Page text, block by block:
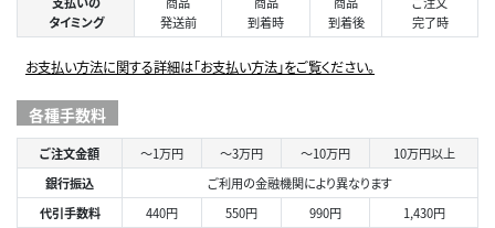
タイミング
発送前
到着時
到着後
完了時
お支払い方法に関する詳細は「お支払い方法」をご覧ください。
各種手数料
ご注文金額 ～1万円 ～3万円 ～10万円
10万円以上
銀行振込
ご利用の金融機関により異なります
代引手数料
440円 550円 990円
1,430円